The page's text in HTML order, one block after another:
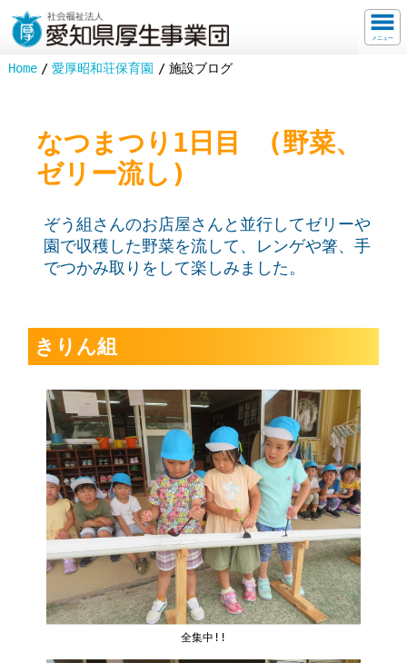
メニュー
Home 愛厚昭和荘保育園 施設ブログ
なつまつり1日目 (野菜、
ゼリー流し)
ぞう組さんのお店屋さんと並行してゼリーや
園で収穫した野菜を流して、レンゲや箸、手
でつかみ取りをして楽しみました。
きりん組
全集中!!